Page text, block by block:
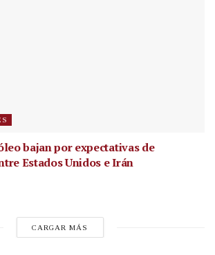
bajan por expectativas de
Estados Unidos e Irán
CARGAR MÁS